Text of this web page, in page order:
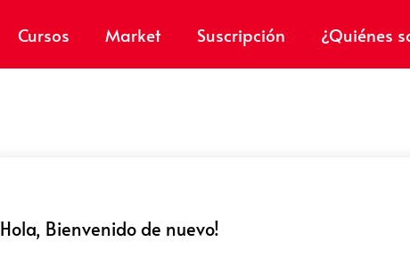
Cursos Market Suscripción ¿Quiénes
Hola, Bienvenido de nuevo!